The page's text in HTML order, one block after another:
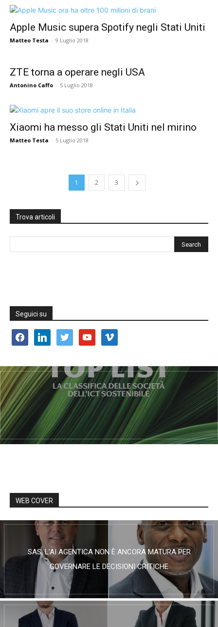
Apple Music supera Spotify negli Stati Uniti
Matteo Testa - 9 Luglio 2018
ZTE torna a operare negli USA
Antonino Caffo - 5 Luglio 2018
Xiaomi ha messo gli Stati Uniti nel mirino
Matteo Testa - 5 Luglio 2018
1 2 3
Trova articoli
Seguici su
facebooklinkedin twitter youtube vimeo
WEB COVER
SAS, L’AI AGENTICA NON È ANCORA MATURA PER
GOVERNARE LE DECISIONI CRITICHE